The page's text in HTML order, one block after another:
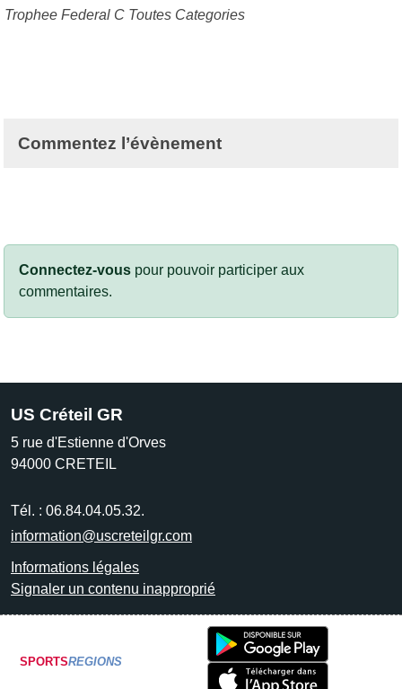
Trophee Federal C Toutes Categories
Commentez l’évènement
Connectez-vous pour pouvoir participer aux
commentaires.
US Créteil GR
5 rue d'Estienne d'Orves
94000 CRETEIL
Tél. : 06.84.04.05.32.
information@uscreteilgr.com
Informations légales
Signaler un contenu inapproprié
SPORTSREGIONS